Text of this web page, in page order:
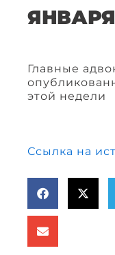
ЯНВАРЯ
Главные
этой недели
Ссылка на